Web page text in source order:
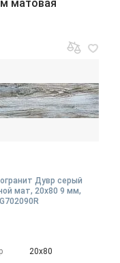
матовая
Дувр серый
мат, 20x80 9 мм,
20х80